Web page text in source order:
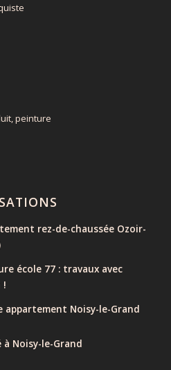
peinture
rez-de-chaussée Ozoir-
école 77 : travaux avec
!
Noisy-le-Grand
à Noisy-le-Grand